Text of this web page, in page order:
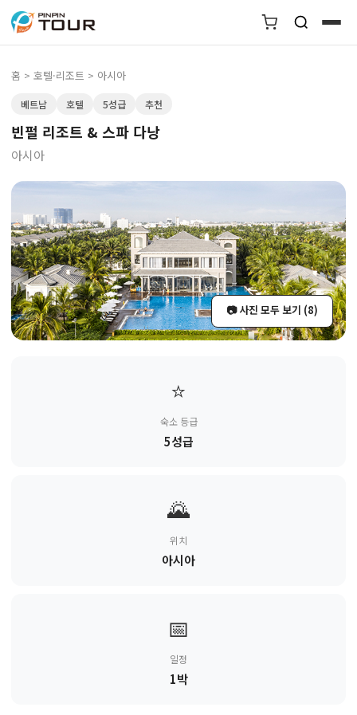
홈 > 호텔·리조트 > 아시아
베트남 호텔 5성급 추천
빈펄 리조트 & 스파 다낭
아시아
📷 사진 모두 보기 (8)
⭐
숙소 등급
5성급
🌄
위치
아시아
📅
일정
1박